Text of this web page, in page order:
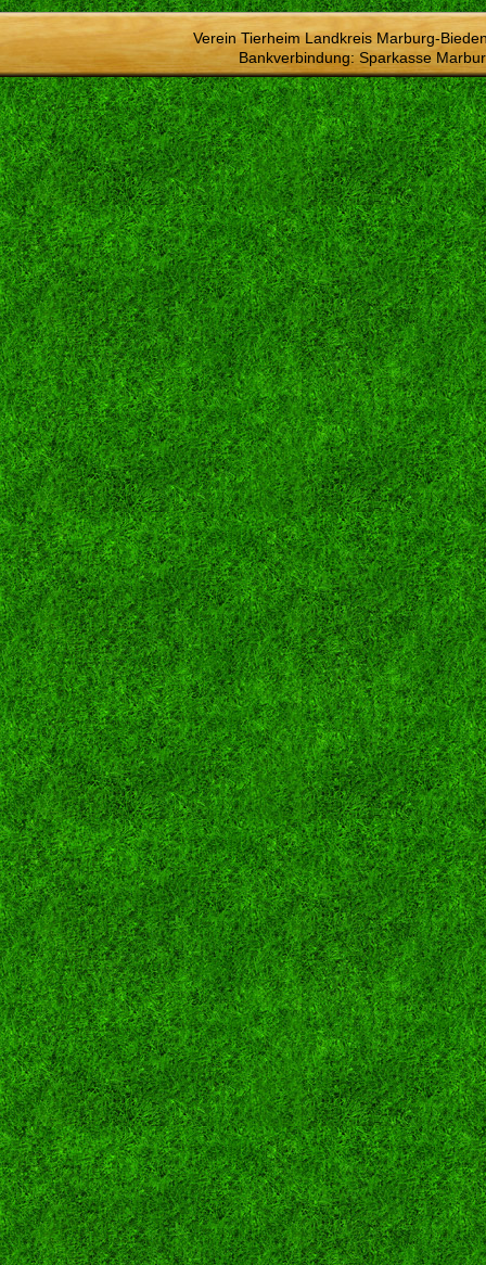
Verein Tierheim Landkreis Marburg-
Bankverbindung: Sparkasse